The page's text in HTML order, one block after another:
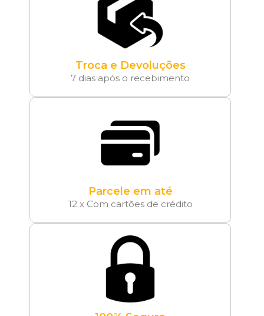
Troca e Devoluções
7 dias após o recebimento
Parcele em até
12 x Com cartões de crédito